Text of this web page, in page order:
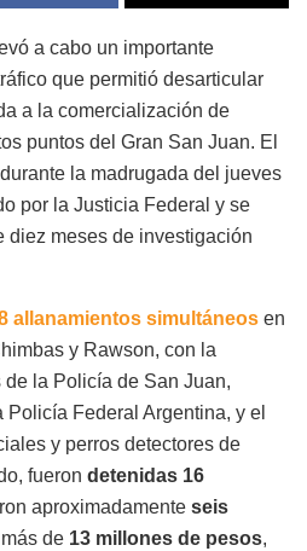
a cabo un importante
que permitió desarticular
a la comercialización de
puntos del Gran San Juan. El
la madrugada del jueves
por la Justicia Federal y se
diez meses de investigación
allanamientos simultáneos en
y Rawson, con la
la Policía de San Juan,
Federal Argentina, y el
y perros detectores de
fueron detenidas 16
aproximadamente seis
de 13 millones de pesos,